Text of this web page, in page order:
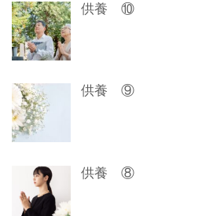
ー
シ
ョ
ン
供養 ⑩
供養 ⑨
供養 ⑧